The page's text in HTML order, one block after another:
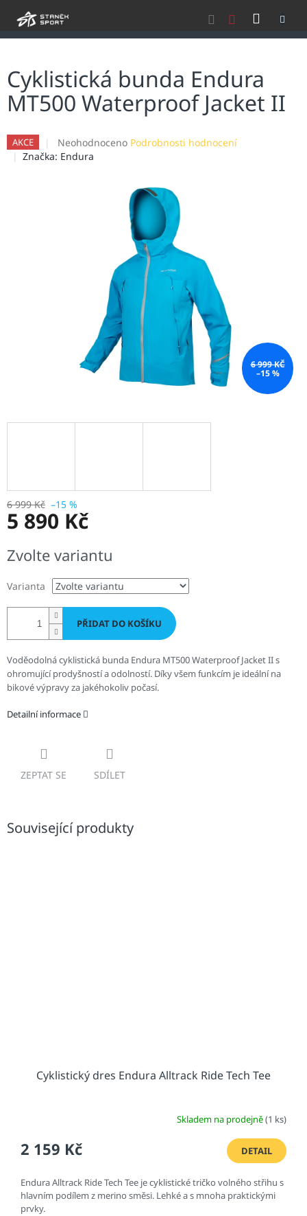
Cyklistická bunda Endura
MT500 Waterproof Jacket II
AKCE
Průměrné
hodnocení
Neohodnoceno Podrobnosti hodnocení
Značka: Endura
6 999 KČ
–15 %
6 999 Kč –15 %
5 890 Kč
cena:
Zvolte variantu
Varianta
PŘIDAT DO KOŠÍKU
Voděodolná cyklistická bunda Endura MT500 Waterproof Jacket II s
ohromující prodyšností a odolností. Díky všem funkcím je ideální na
bikové výpravy za jakéhokoliv počasí.
Detailní informace
ZEPTAT SE SDÍLET
Související produkty
Cyklistický dres Endura Alltrack Ride Tech Tee
Skladem na prodejně(1 ks)
2 159 Kč DETAIL
Endura Alltrack Ride Tech Tee je cyklistické tričko volného střihu s
hlavním podílem z merino směsi. Lehké a s mnoha praktickými
prvky.